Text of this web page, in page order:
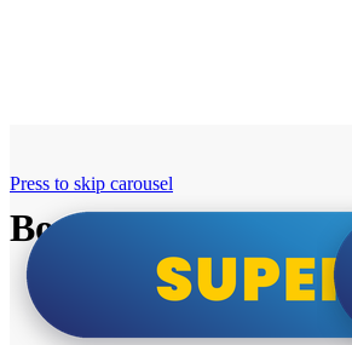
Bosch super cene
Press to skip carousel